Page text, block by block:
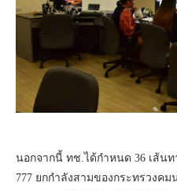
นอกจากนี้ ทช.ได้กำหนด 36 เส้น
777 ยกกำลังสามของกระทรวงค